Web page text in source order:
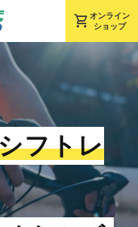
shopping_cart オンライン
ショップ
フトレ